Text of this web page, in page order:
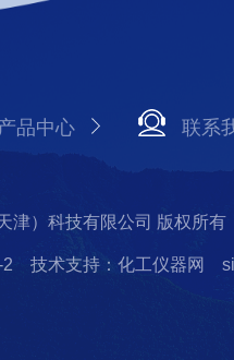
品中心 联系
津）科技有限公司 版权所有
技术支持：化工仪器网